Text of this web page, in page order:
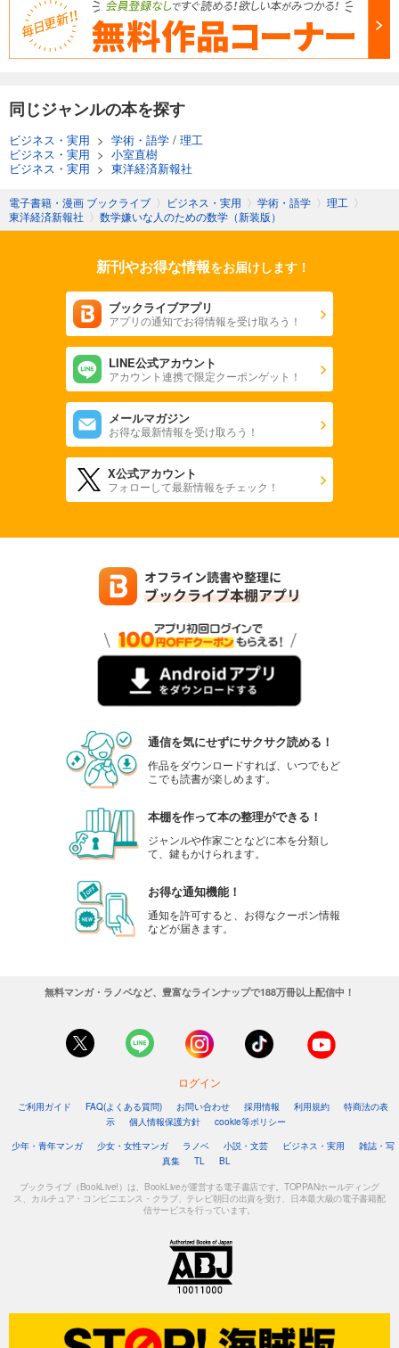
同じジャンルの本を探す
ビジネス・実用 > 学術・語学 / 理工
ビジネス・実用 > 小室直樹
ビジネス・実用 > 東洋経済新報社
電子書籍・漫画 ブックライブ 〉 ビジネス・実用 〉 学術・語学 〉 理工 〉
東洋経済新報社 〉 数学嫌いな人のための数学（新装版）
新刊やお得な情報をお届けします！
ブックライブアプリ
アプリの通知でお得情報を受け取ろう！
LINE公式アカウント
アカウント連携で限定クーポンゲット！
メールマガジン
お得な最新情報を受け取ろう！
X公式アカウント
フォローして最新情報をチェック！
通信を気にせずにサクサク読める！
作品をダウンロードすれば、いつでもど
こでも読書が楽しめます。
本棚を作って本の整理ができる！
ジャンルや作家ごとなどに本を分類し
て、鍵もかけられます。
お得な通知機能！
通知を許可すると、お得なクーポン情報
などが届きます。
無料マンガ・ラノベなど、豊富なラインナップで188万冊以上配信中！
ログイン
ご利用ガイド FAQ(よくある質問) お問い合わせ 採用情報 利用規約
特商法の表
示
個人情報保護方針
cookie等ポリシー
少年・青年マンガ
少女・女性マンガ ラノベ 小説・文芸 ビジネス・実用
雑誌・写
真集
TL BL
ブックライブ（BookLive!）は、BookLiveが運営する電子書店です。TOPPANホールディング
ス、カルチュア・コンビニエンス・クラブ、テレビ朝日の出資を受け、日本最大級の電子書籍配
信サービスを行っています。